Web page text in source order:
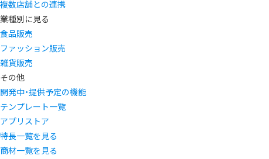
複数店舗との連携
業種別に見る
食品販売
ファッション販売
雑貨販売
その他
開発中・提供予定の機能
テンプレート一覧
アプリストア
特長一覧を見る
商材一覧を見る